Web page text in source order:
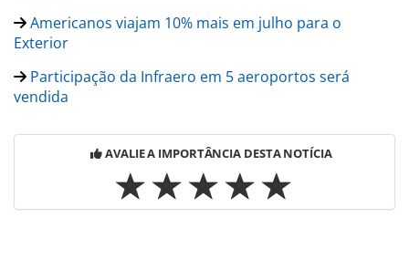
Americanos viajam 10% mais em julho para o
Exterior
Participação da Infraero em 5 aeroportos será
vendida
AVALIE A IMPORTÂNCIA DESTA NOTÍCIA